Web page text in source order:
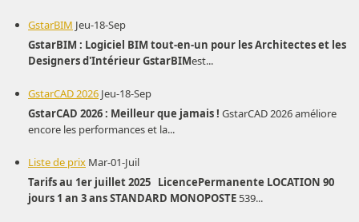
GstarBIM Jeu-18-Sep
GstarBIM : Logiciel BIM tout-en-un pour les Architectes et les
Designers d'IntérieurGstarBIMest...
GstarCAD 2026 Jeu-18-Sep
GstarCAD 2026 : Meilleur que jamais ! GstarCAD 2026 améliore
encore les performances et la...
Liste de prix Mar-01-Juil
Tarifs au 1er juillet 2025 LicencePermanente LOCATION 90
jours 1 an 3 ansSTANDARD MONOPOSTE 539...